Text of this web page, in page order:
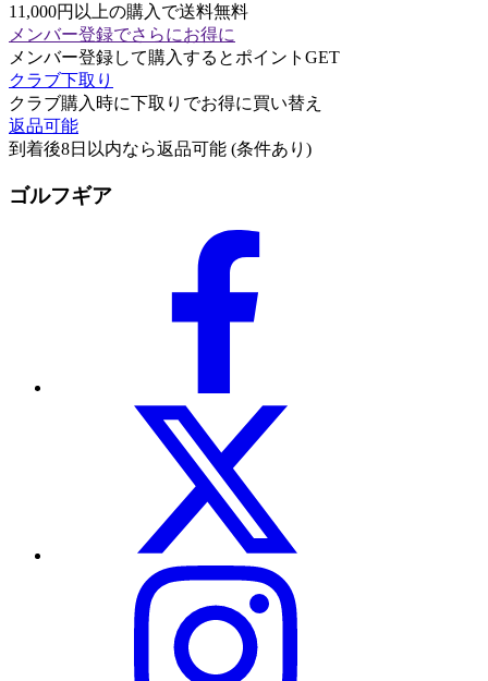
11,000円以上の購入で送料無料
メンバー登録でさらにお得に
メンバー登録して購入するとポイントGET
クラブ下取り
クラブ購入時に下取りでお得に買い替え
返品可能
到着後8日以内なら返品可能 (条件あり)
ゴルフギア